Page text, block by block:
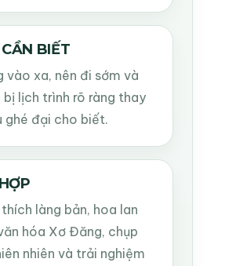
BIẾT
vào xa, nên đi sớm và
bị lịch trình rõ ràng thay
ghé đại cho biết.
làng bản, hoa lan
hóa Xơ Đăng, chụp
nhiên và trải nghiệm